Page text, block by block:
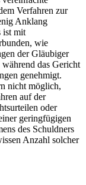
Verfahren zur
Anklang
ist mit
wie
der Gläubiger
das Gericht
genehmigt.
nicht möglich,
auf der
oder
geringfügigen
des Schuldners
Anzahl solcher